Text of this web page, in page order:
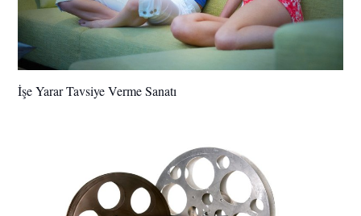
İşe Yarar Tavsiye Verme Sanatı